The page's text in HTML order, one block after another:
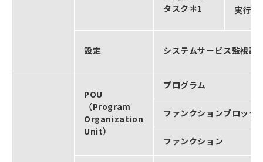
タスク＊1
実行条
設定 システムサービス監視設
POU
（Program
Organization
Unit）
プログラム
ファンクションブロック
ファンクション